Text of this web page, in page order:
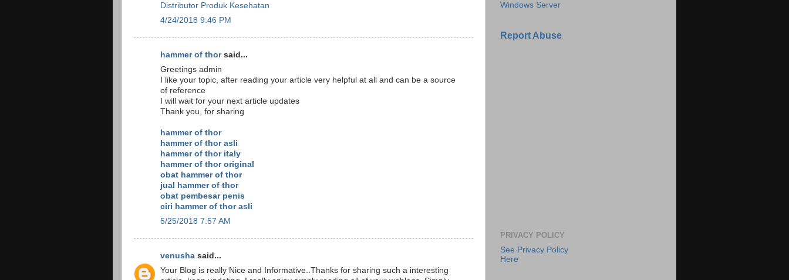
Distributor Produk Kesehatan
4/24/2018 9:46 PM
hammer of thorsaid...
Greetings admin
I like your topic, after reading your article very helpful at all and can be a source
of reference
I will wait for your next article updates
Thank you, for sharing
hammer of thor
hammer of thor asli
hammer of thor italy
hammer of thor original
obat hammer of thor
jual hammer of thor
obat pembesar penis
ciri hammer of thor asli
5/25/2018 7:57 AM
venusha said...
Your Blog is really Nice and Informative..Thanks for sharing such a interesting
Windows Server
Report Abuse
PRIVACY POLICY
See Privacy Policy
Here